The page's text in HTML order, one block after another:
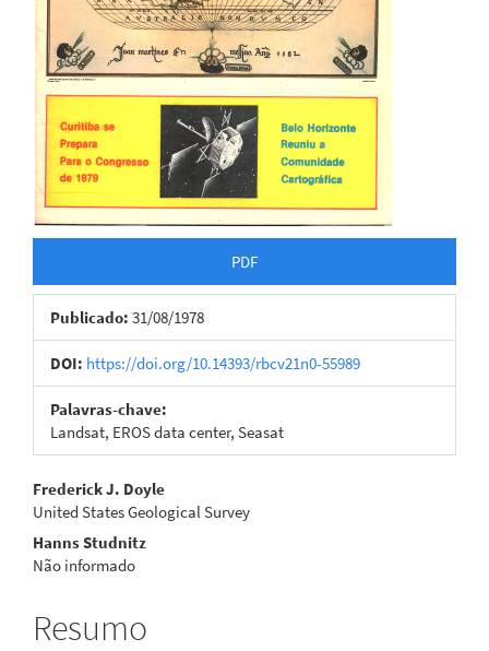
PDF
Publicado: 31/08/1978
DOI: https://doi.org/10.14393/rbcv21n0-55989
Palavras-chave:
Landsat, EROS data center, Seasat
Conteúdo
do
artigo
principal
Frederick J. Doyle
United States Geological Survey
Hanns Studnitz
Não informado
Resumo